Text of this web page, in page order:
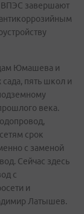
ВПЭС завершают
Юмашева и
пять школ и
века.
срок
с заменой
Сейчас здесь
с
и
Латышев.